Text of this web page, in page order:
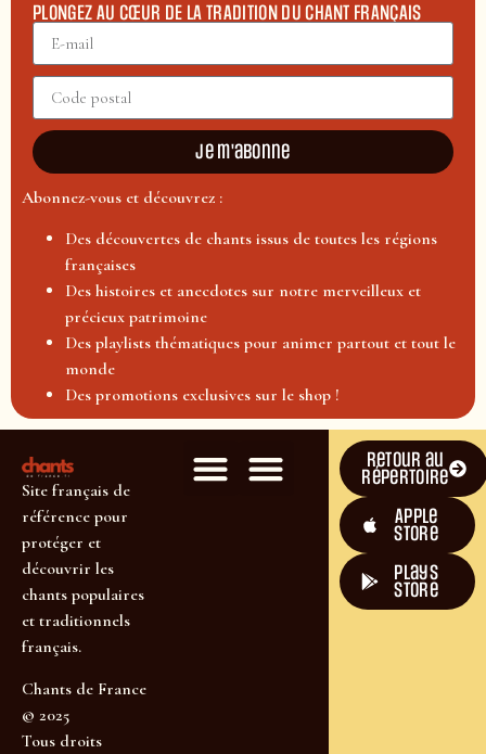
PLONGEZ AU CŒUR DE LA TRADITION DU CHANT FRANÇAIS
Je m'abonne
Abonnez-vous et découvrez :
Des découvertes de chants issus de toutes les régions
françaises
Des histoires et anecdotes sur notre merveilleux et
précieux patrimoine
Des playlists thématiques pour animer partout et tout le
monde
Des promotions exclusives sur le shop !
Site français de
référence pour
protéger et
découvrir les
chants populaires
et traditionnels
français.
Chants de France
© 2025
Tous droits
Retour au
répertoire
Apple
Store
plays
store